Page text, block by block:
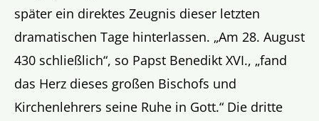
später ein direktes Zeugnis dieser letzten
dramatischen Tage hinterlassen. „Am 28. August
430 schließlich“, so Papst Benedikt XVI., „fand
das Herz dieses großen Bischofs und
Kirchenlehrers seine Ruhe in Gott.“ Die dritte